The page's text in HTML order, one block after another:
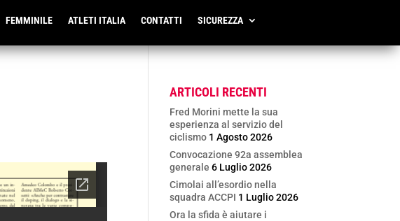
FEMMINILE ATLETI ITALIA CONTATTI SICUREZZA
ARTICOLI RECENTI
Fred Morini mette la sua
esperienza al servizio del
ciclismo 1 Agosto 2026
Convocazione 92a assemblea
generale 6 Luglio 2026
Cimolai all’esordio nella
squadra ACCPI 1 Luglio 2026
Ora la sfida è aiutare i